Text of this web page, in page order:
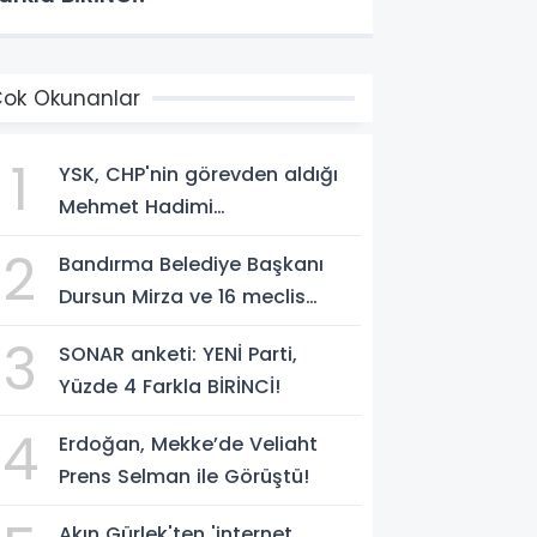
Okunanlar
1
YSK, CHP'nin görevden aldığı
Mehmet Hadimi
temsilcisi olarak atadı!
2
Bandırma Belediye Başkanı
Dursun Mirza ve 16 meclis
geçti!
3
SONAR anketi: YENİ Parti,
Yüzde 4 Farkla BİRİNCİ!
4
Erdoğan, Mekke’de Veliaht
Prens Selman ile Görüştü!